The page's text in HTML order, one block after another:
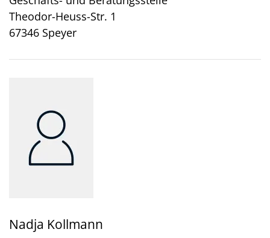
Theodor-Heuss-Str. 1
67346 Speyer
Nadja Kollmann